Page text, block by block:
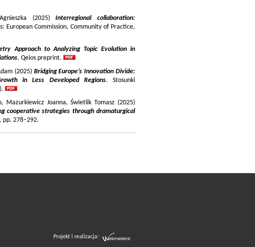
(2025)Interregional collaboration:
European Commission, Community of Practice,
Approach to Analyzing Topic Evolution in
. Qeios preprint.
(2025) Bridging Europe’s Innovation Divide:
in Less Developed Regions. Stosunki
Mazurkiewicz Joanna, Świetlik Tomasz (2025)
cooperative strategies through dramaturgical
pp. 278–292.
Projekt i realizacja: